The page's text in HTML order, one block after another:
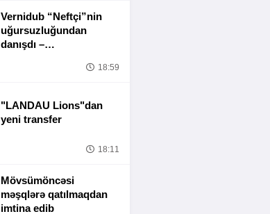
Vernidub “Neftçi”nin
uğursuzluğundan
danışdı –
TAMAMILƏ MƏNIM 18:59
"LANDAU Lions"dan
yeni transfer
18:11
Mövsümöncəsi
məşqlərə qatılmaqdan
imtina edib